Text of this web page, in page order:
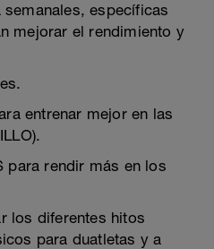
específicas
mejorar el rendimiento y
entrenar mejor en las
para rendir más en los
los diferentes hitos
para duatletas y a